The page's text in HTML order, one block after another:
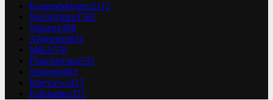
Kurzmeldungen2112
Nachrichten1582
Wissen1089
Allgemein821
M&A570
Finanzierung535
Strategie493
Interviews415
Fallstudien371